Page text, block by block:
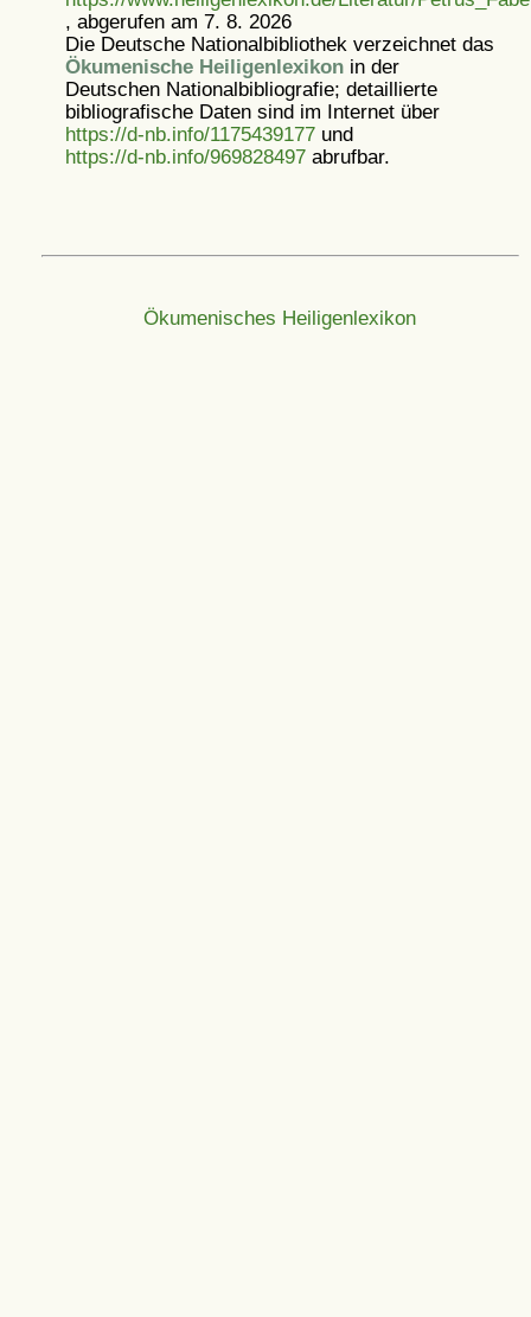
, abgerufen am 7. 8. 2026
Die Deutsche Nationalbibliothek verzeichnet das
Ökumenische Heiligenlexikonin der
Deutschen Nationalbibliografie; detaillierte
bibliografische Daten sind im Internet über
https://d-nb.info/1175439177und
https://d-nb.info/969828497abrufbar.
Ökumenisches Heiligenlexikon